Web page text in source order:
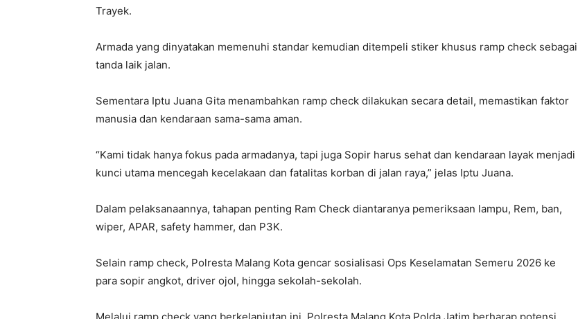
Trayek.
Armada yang dinyatakan memenuhi standar kemudian ditempeli stiker khusus ramp check sebagai
tanda laik jalan.
Sementara Iptu Juana Gita menambahkan ramp check dilakukan secara detail, memastikan faktor
manusia dan kendaraan sama-sama aman.
“Kami tidak hanya fokus pada armadanya, tapi juga Sopir harus sehat dan kendaraan layak menjadi
kunci utama mencegah kecelakaan dan fatalitas korban di jalan raya,” jelas Iptu Juana.
Dalam pelaksanaannya, tahapan penting Ram Check diantaranya pemeriksaan lampu, Rem, ban,
wiper, APAR, safety hammer, dan P3K.
Selain ramp check, Polresta Malang Kota gencar sosialisasi Ops Keselamatan Semeru 2026 ke
para sopir angkot, driver ojol, hingga sekolah-sekolah.
Melalui ramp check yang berkelanjutan ini, Polresta Malang Kota Polda Jatim berharap potensi